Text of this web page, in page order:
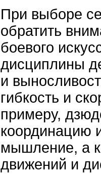
При выборе
обратить
боевого
дисциплины
и
гибкость и
примеру,
координацию
мышление, а
движений и